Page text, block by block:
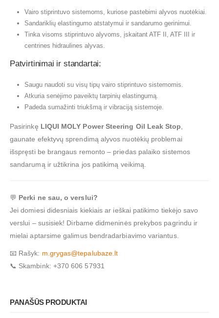
Vairo stiprintuvo sistemoms, kuriose pastebimi alyvos nuotėkiai.
Sandariklių elastingumo atstatymui ir sandarumo gerinimui.
Tinka visoms stiprintuvo alyvoms, įskaitant ATF II, ATF III ir
centrines hidraulines alyvas.
Patvirtinimai ir standartai:
Saugu naudoti su visų tipų vairo stiprintuvo sistemomis.
Atkuria senėjimo paveiktų tarpinių elastingumą.
Padeda sumažinti triukšmą ir vibraciją sistemoje.
Pasirinkę LIQUI MOLY Power Steering Oil Leak Stop
gaunate efektyvų sprendimą alyvos nuotėkių problemai
išspręsti be brangaus remonto – priedas palaiko sistemos
sandarumą ir užtikrina jos patikimą veikimą.
💬 Perki ne sau, o verslui?
Jei domiesi didesniais kiekiais ar ieškai patikimo tiekėjo savo
verslui – susisiek! Dirbame didmeninės prekybos pagrindu ir
mielai aptarsime galimus bendradarbiavimo variantus.
📧 Rašyk: m.grygas@tepalubaze.lt
📞 Skambink: +370 606 57931
PANAŠŪS PRODUKTAI